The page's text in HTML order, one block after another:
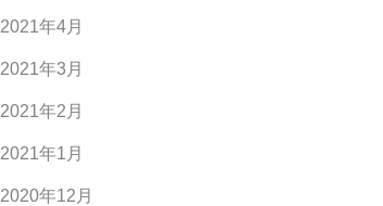
2021年4月
2021年3月
2021年2月
2021年1月
2020年12月